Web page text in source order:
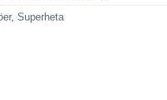
, Superheta